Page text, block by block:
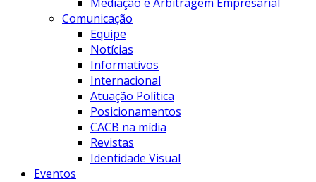
Comunicação
Equipe
Notícias
Informativos
Internacional
Atuação Política
Posicionamentos
CACB na mídia
Revistas
Identidade Visual
Eventos